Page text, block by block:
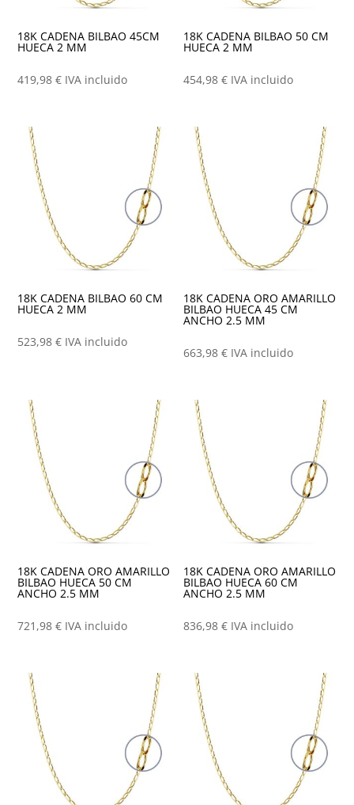
18K CADENA BILBAO 45CM
HUECA 2 MM
419,98€ IVA incluido
18K CADENA BILBAO 50 CM
HUECA 2 MM
454,98€ IVA incluido
18K CADENA BILBAO 60 CM
HUECA 2 MM
523,98€ IVA incluido
18K CADENA ORO AMARILLO
BILBAO HUECA 45 CM
ANCHO 2.5 MM
663,98€ IVA incluido
18K CADENA ORO AMARILLO
BILBAO HUECA 50 CM
ANCHO 2.5 MM
721,98€ IVA incluido
18K CADENA ORO AMARILLO
BILBAO HUECA 60 CM
ANCHO 2.5 MM
836,98€ IVA incluido